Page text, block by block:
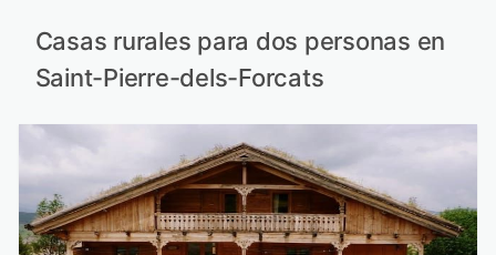
Casas rurales para dos personas en
Saint-Pierre-dels-Forcats